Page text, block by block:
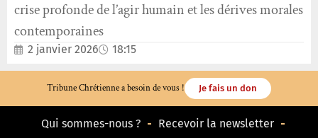
crise profonde de l’agir humain et les dérives morales
contemporaines
2 janvier 2026 18:15
Tribune Chrétienne a besoin de vous ! Je fais un don
Qui sommes-nous ? Recevoir la newsletter